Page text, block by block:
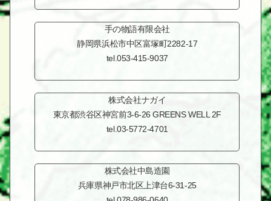
手の物語有限会社
静岡県浜松市中区富塚町2282-17
tel.053-415-9037
株式会社ナガイ
東京都渋谷区神宮前3-6-26 GREENS WELL 2F
tel.03-5772-4701
株式会社中島造園
兵庫県神戸市北区上津台6-31-25